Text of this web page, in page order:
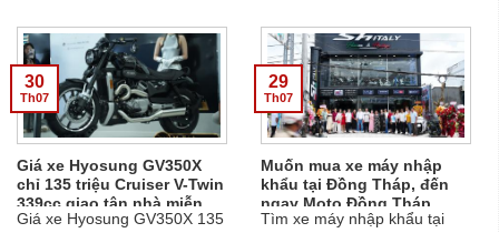
không tìm kiếm một chiếc xe
chỉ để đi làm hằng ngày...
Sh350 Ý , Honda Sh350i Ý.....
Giá xe Hyosung GV350X
chỉ 135 triệu Cruiser V-Twin
339cc giao tận nhà miễn
phí
Giá xe Hyosung GV350X 135
30
Th07
Muốn mua xe máy nhập
khẩu tại Đồng Tháp, đến
ngay Moto Đồng Tháp
Tìm xe máy nhập khẩu tại
29
Th07